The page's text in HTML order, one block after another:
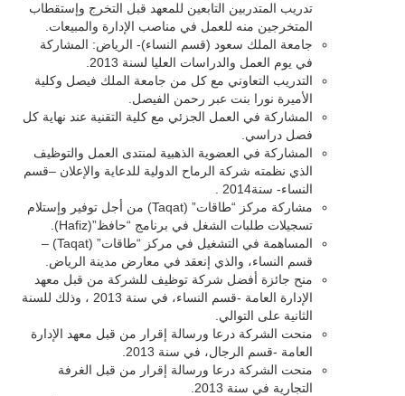
تدريب المتدربين التابعين للمعهد قبل التخرج وإستقطاب
المتخرجين منه للعمل في مناصب الإدارة والمبيعات.
جامعة الملك سعود (قسم النساء)- الرياض: المشاركة
في يوم العمل والدراسات العليا لسنة 2013.
التدريب التعاوني مع كل من جامعة الملك فيصل وكلية
الأميرة نورا بنت عبر رحمن الفيصل.
المشاركة في العمل الجزئي مع كلية التقنية عند نهاية كل
فصل دراسي.
المشاركة في العضوية الذهبية لمنتدى العمل والتوظيف
الذي نظمته شركة الرماح الدولية للدعاية والإعلان –قسم
النساء- سنة2014 .
مشاركة مركز “طاقات” (Taqat) من أجل توفير وإستلام
تسجيلات طلبات الشغل في برنامج “حافظ”(Hafiz).
المساهمة في التشغيل في مركز “طاقات” (Taqat) –
قسم النساء، والذي إنعقد في معارض مدينة الرياض.
منح جائزة أفضل شركة توظيف للشركة من قبل معهد
الإدارة العامة -قسم النساء، في سنة 2013 ، وذلك للسنة
الثانية على التوالي.
منحت الشركة درعا ورسالة إقرار من قبل معهد الإدارة
العامة -قسم الرجال، في سنة 2013.
منحت الشركة درعا ورسالة إقرار من قبل الغرفة
التجارية في سنة 2013.